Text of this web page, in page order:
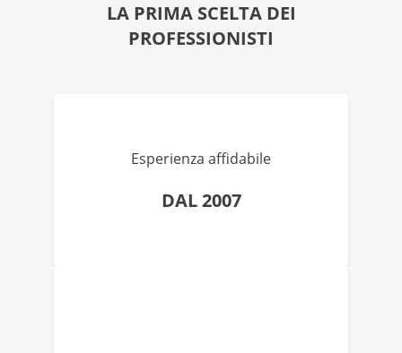
LA PRIMA SCELTA DEI
PROFESSIONISTI
Esperienza affidabile
DAL 2007